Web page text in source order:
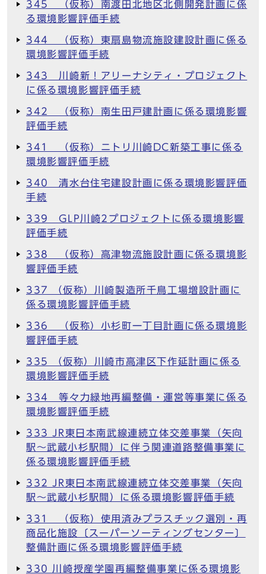
345 （仮称）南渡田北地区北側開発計画に係
る環境影響評価手続
344 （仮称）東扇島物流施設建設計画に係る
環境影響評価手続
343 川崎新！アリーナシティ・プロジェクト
に係る環境影響評価手続
342 （仮称）南生田戸建計画に係る環境影響
評価手続
341 （仮称）ニトリ川崎DC新築工事に係る
環境影響評価手続
340 清水台住宅建設計画に係る環境影響評価
手続
339 GLP川崎2プロジェクトに係る環境影響
評価手続
338 （仮称）高津物流施設計画に係る環境影
響評価手続
337 （仮称）川崎製造所千鳥工場増設計画に
係る環境影響評価手続
336 （仮称）小杉町一丁目計画に係る環境影
響評価手続
335 （仮称）川崎市高津区下作延計画に係る
環境影響評価手続
334 等々力緑地再編整備・運営等事業に係る
環境影響評価手続
333 JR東日本南武線連続立体交差事業（矢向
駅～武蔵小杉駅間）に伴う関連道路整備事業に
係る環境影響評価手続
332 JR東日本南武線連続立体交差事業（矢向
駅～武蔵小杉駅間）に係る環境影響評価手続
331 （仮称）使用済みプラスチック選別・再
商品化施設〔スーパーソーティングセンター〕
整備計画に係る環境影響評価手続
330 川崎授産学園再編整備事業に係る環境影